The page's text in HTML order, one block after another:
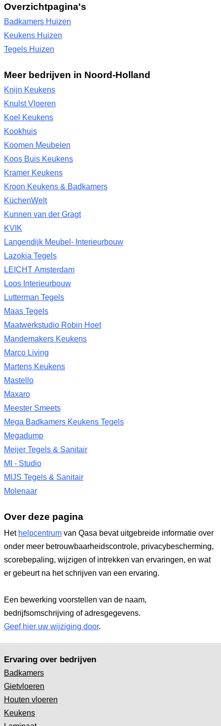
Overzichtpagina's
Badkamers Huizen
Keukens Huizen
Tegels Huizen
Meer bedrijven in Noord-Holland
Knijn Keukens
Knulst Vloeren
Koel Keukens
Kookhuis
Koomen Meubelen
Koos Buis Keukens
Kramer Keukens
Kroon Keukens & Badkamers
KüchenWelt
Kunnen van der Gragt
KVIK
Langendijk Meubel- Interieurbouw
Lazokia Tegels
LEICHT Amsterdam
Loos Interieurbouw
Lutterman Tegels
Maas Tegels
Maatwerkstudio Robin Hoet
Mandemakers Keukens
Marco Living
Martens Keukens
Mastello
Maxaro
Meester Smeets
Mega Badkamers Keukens Tegels
Megadump
Meijer Tegels & Sanitair
MI - Studio
MIJS Tegels & Sanitair
Molenaar
Over deze pagina
Het helpcentrum van Qasa bevat uitgebreide informatie over
onder meer betrouwbaarheidscontrole, privacybescherming,
scorebepaling, wijzigen of intrekken van ervaringen, en wat
er gebeurt na het schrijven van een ervaring.
Een bewerking voorstellen van de naam,
bedrijfsomschrijving of adresgegevens.
Geef hier uw wijziging door.
Ervaring over bedrijven
Badkamers
Gietvloeren
Houten vloeren
Keukens